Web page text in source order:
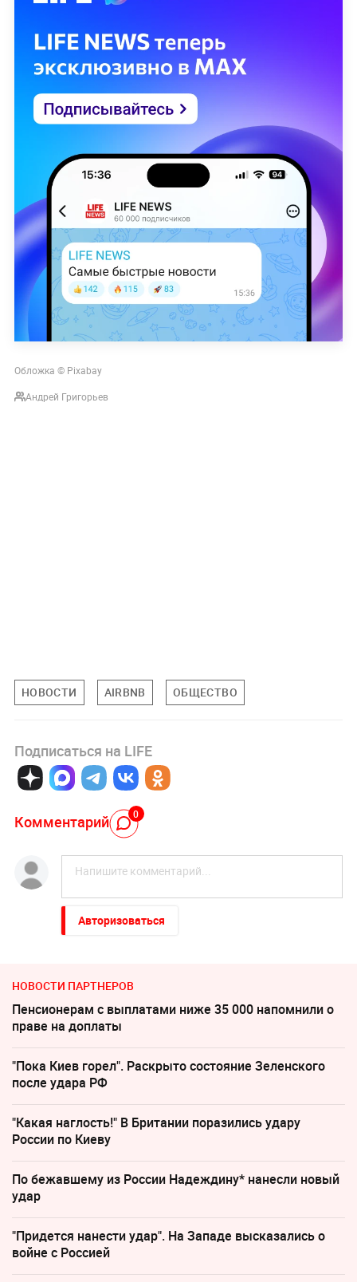
Обложка © Pixabay
Андрей Григорьев
НОВОСТИ AIRBNB ОБЩЕСТВО
Подписаться на LIFE
Комментарий 0
Авторизоваться
НОВОСТИ ПАРТНЕРОВ
Пенсионерам с выплатами ниже 35 000 напомнили о
праве на доплаты
"Пока Киев горел". Раскрыто состояние Зеленского
после удара РФ
"Какая наглость!" В Британии поразились удару
России по Киеву
По бежавшему из России Надеждину* нанесли новый
удар
"Придется нанести удар". На Западе высказались о
войне с Россией